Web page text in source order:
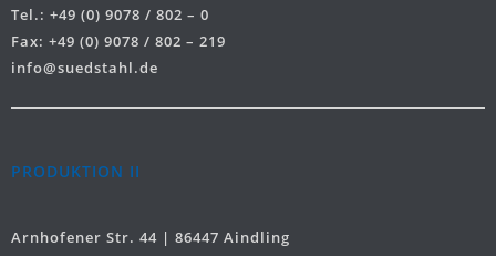
Tel.: +49 (0) 9078 / 802 – 0
Fax: +49 (0) 9078 / 802 – 219
info@suedstahl.de
PRODUKTION II
Arnhofener Str. 44 | 86447 Aindling